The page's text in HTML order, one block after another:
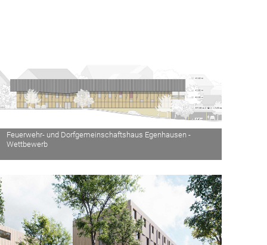
Feuerwehr- und Dorfgemeinschaftshaus Egenhausen -
Wettbewerb